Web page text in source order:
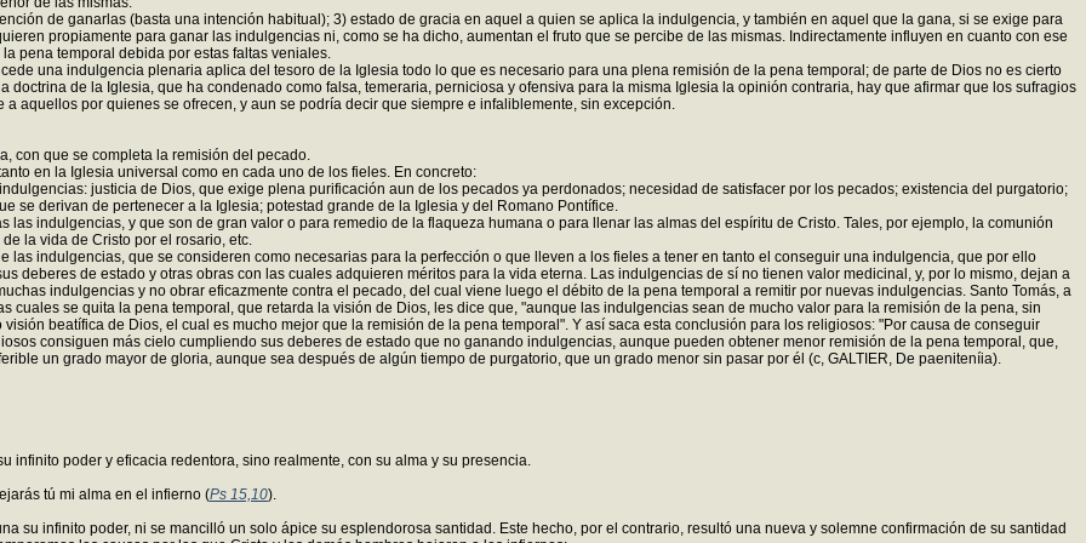
de ganarlas (basta una intención habitual); 3) estado de gracia en aquel a quien se aplica la indulgencia, y también en aquel que la gana, si se exige para
propiamente para ganar las indulgencias ni, como se ha dicho, aumentan el fruto que se percibe de las mismas. Indirectamente influyen en cuanto con ese
pena temporal debida por estas faltas veniales.
una indulgencia plenaria aplica del tesoro de la Iglesia todo lo que es necesario para una plena remisión de la pena temporal; de parte de Dios no es cierto
de la Iglesia, que ha condenado como falsa, temeraria, perniciosa y ofensiva para la misma Iglesia la opinión contraria, hay que afirmar que los sufragios
aquellos por quienes se ofrecen, y aun se podría decir que siempre e infaliblemente, sin excepción.
con que se completa la remisión del pecado.
en la Iglesia universal como en cada uno de los fieles. En concreto:
justicia de Dios, que exige plena purificación aun de los pecados ya perdonados; necesidad de satisfacer por los pecados; existencia del purgatorio;
se derivan de pertenecer a la Iglesia; potestad grande de la Iglesia y del Romano Pontífice.
indulgencias, y que son de gran valor o para remedio de la flaqueza humana o para llenar las almas del espíritu de Cristo. Tales, por ejemplo, la comunión
la vida de Cristo por el rosario, etc.
indulgencias, que se consideren como necesarias para la perfección o que lleven a los fieles a tener en tanto el conseguir una indulgencia, que por ello
deberes de estado y otras obras con las cuales adquieren méritos para la vida eterna. Las indulgencias de sí no tienen valor medicinal, y, por lo mismo, dejan a
indulgencias y no obrar eficazmente contra el pecado, del cual viene luego el débito de la pena temporal a remitir por nuevas indulgencias. Santo Tomás, a
se quita la pena temporal, que retarda la visión de Dios, les dice que, "aunque las indulgencias sean de mucho valor para la remisión de la pena, sin
beatífica de Dios, el cual es mucho mejor que la remisión de la pena temporal". Y así saca esta conclusión para los religiosos: "Por causa de conseguir
consiguen más cielo cumpliendo sus deberes de estado que no ganando indulgencias, aunque pueden obtener menor remisión de la pena temporal, que,
un grado mayor de gloria, aunque sea después de algún tiempo de purgatorio, que un grado menor sin pasar por él (c, GALTIER, De paeniteníia).
infinito poder y eficacia redentora, sino realmente, con su alma y su presencia.
tú mi alma en el infierno (Ps 15,10).
su infinito poder, ni se mancilló un solo ápice su esplendorosa santidad. Este hecho, por el contrario, resultó una nueva y solemne confirmación de su santidad